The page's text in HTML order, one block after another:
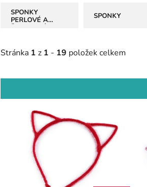
SPONKY
PERLOVÉ A
SPONKY
Stránka 1 z 1 - 19 položek celkem